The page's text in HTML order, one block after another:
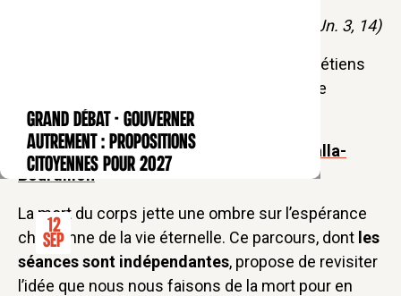
CONFÉRENCE
GRAND DÉBAT - Gouverner
autrement : propositions
citoyennes pour 2027
12
Sep
« Celui qui aime a déjà vaincu la mort. » (1 Jn. 3, 14)
Cette séance propose l'étude des rites chrétiens
autour de la mort, et la confrontation à notre
finitude.
Un parcours proposé par le
P. Laurent Stalla-
Bourdillon
La mort du corps jette une ombre sur l’espérance
chrétienne de la vie éternelle. Ce parcours, dont les
séances sont indépendantes, propose de revisiter
l’idée que nous nous faisons de la mort pour en